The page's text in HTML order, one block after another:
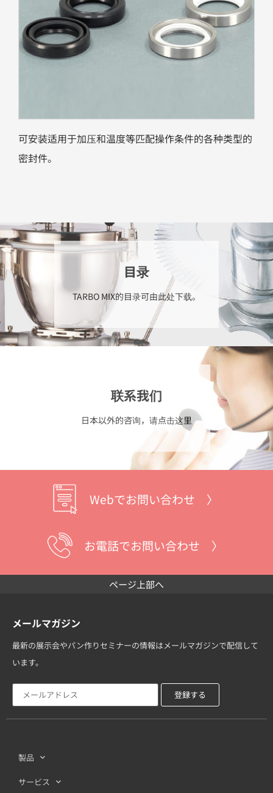
可安装适用于加压和温度等匹配操作条件的各种类型的
密封件。
目录
TARBO MIX的目录可由此处下载。
联系我们
日本以外的咨询，请点击这里
Webでお問い合わせ 〉
お電話でお問い合わせ 〉
ページ上部へ
メールマガジン
最新の展示会やパン作りセミナーの情報はメールマガジンで配信して
います。
製品
サービス